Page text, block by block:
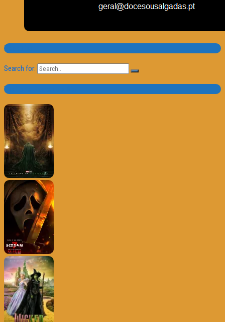
Pesquisa
Search for:
Trailer e Poster do Dia